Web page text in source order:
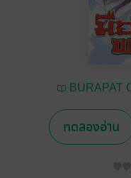
BURAPAT
ทดลองอ่าน